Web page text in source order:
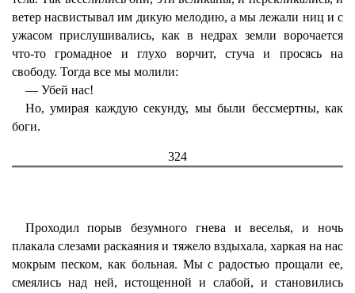
ветер насвистывал им дикую мелодию, а мы лежали ниц и с
ужасом прислушивались, как в недрах земли ворочается
что-то громадное и глухо ворчит, стуча и просясь на
свободу. Тогда все мы молили:
— Убей нас!
Но, умирая каждую секунду, мы были бессмертны, как
боги.
324
Проходил порыв безумного гнева и веселья, и ночь
плакала слезами раскаяния и тяжело вздыхала, харкая на нас
мокрым песком, как больная. Мы с радостью прощали ее,
смеялись над ней, истощенной и слабой, и становились